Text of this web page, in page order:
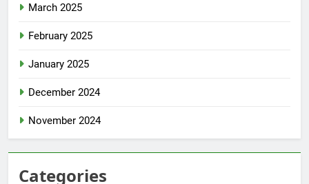
March 2025
February 2025
January 2025
December 2024
November 2024
Categories